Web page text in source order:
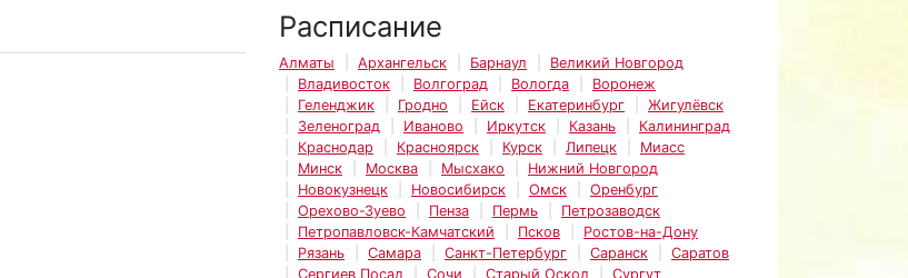
Расписание
Алматы Архангельск Барнаул
Великий Новгород
Владивосток
Волгоград Вологда
Воронеж
Геленджик
Гродно Ейск Екатеринбург
Жигулёвск
Зеленоград
Иваново Иркутск Казань
Калининград
Краснодар
Красноярск Курск Липецк
Миасс
Минск
Москва Мысхако
Нижний Новгород
Новокузнецк
Новосибирск Омск
Оренбург
Орехово-Зуево
Пенза Пермь
Петрозаводск
Петропавловск-Камчатский
Псков
Ростов-на-Дону
Рязань
Самара Санкт-Петербург Саранск
Саратов
Сергиев Посад
Сочи Старый Оскол
Сургут